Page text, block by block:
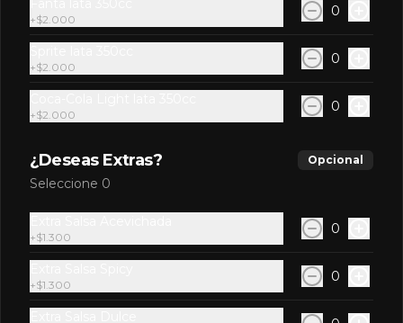
Mango Roll
Camarón furai, queso crema, palta,
cubierto en mango con salsa de
Mushroom cheese roll
Champiñón salteado, queso crema,
+$2.000
0
+$2.000
0
+$2.000
0
¿Deseas Extras? Opcional
Seleccione 0
+$1.300
0
+$1.300
0